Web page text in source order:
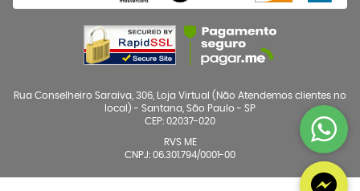
Rua Conselheiro Saraiva, 306, Loja Virtual (Não Atendemos clientes no
local) - Santana, São Paulo - SP
CEP: 02037-020
RVS ME
CNPJ: 06.301.794/0001-00